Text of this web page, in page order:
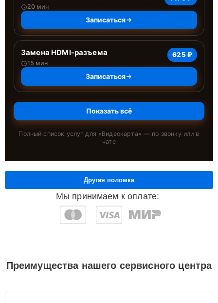
20 мин
Записаться
Замена HDMI-разъема
15 мин
625 ₽
Записаться
Показать всё
Полный список услуг для «Видеокарта» — по звонку или в
чате
Мы принимаем к оплате:
Другая поломка
Преимущества нашего сервисного центра